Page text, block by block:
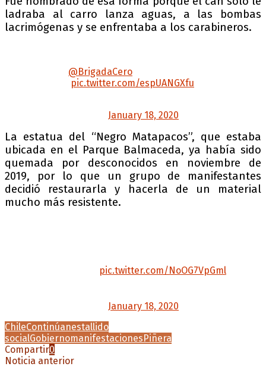
ladraba al carro lanza aguas, a las bombas
lacrimógenas y se enfrentaba a los carabineros.
@BrigadaCero
pic.twitter.com/espUANGXfu
January 18, 2020
La estatua del “Negro Matapacos”, que estaba
ubicada en el Parque Balmaceda, ya había sido
quemada por desconocidos en noviembre de
2019, por lo que un grupo de manifestantes
decidió restaurarla y hacerla de un material
mucho más resistente.
pic.twitter.com/NoOG7VpGml
January 18, 2020
ChileContinúanestallido
socialGobiernomanifestaciones Piñera
Compartir0
Noticia anterior